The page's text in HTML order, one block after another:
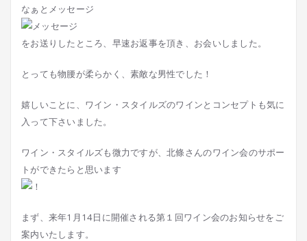
なぁとメッセージ
をお送りしたところ、早速お返事を頂き、お会いしました。
とっても物腰が柔らかく、素敵な男性でした！
嬉しいことに、ワイン・スタイルズのワインとコンセプトも気に
入って下さいました。
ワイン・スタイルズも微力ですが、北條さんのワイン会のサポー
トができたらと思います
まず、来年1月14日に開催される第１回ワイン会のお知らせをご
案内いたします。